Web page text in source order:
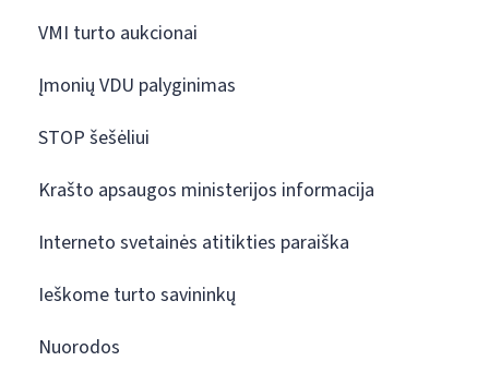
VMI turto aukcionai
Įmonių VDU palyginimas
STOP šešėliui
Krašto apsaugos ministerijos informacija
Interneto svetainės atitikties paraiška
Ieškome turto savininkų
Nuorodos